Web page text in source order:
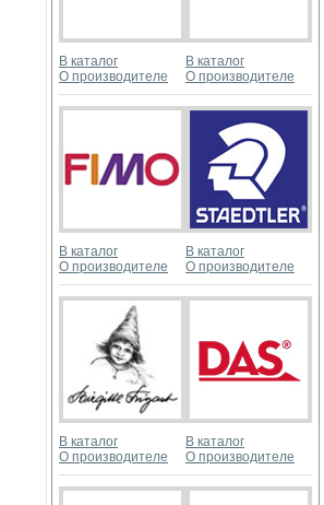
В каталог
О производителе
В каталог
О производителе
В каталог
О производителе
В каталог
О производителе
В каталог
О производителе
В каталог
О производителе